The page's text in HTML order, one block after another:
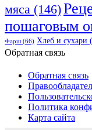
мяса (146)
пошаговым
Фарш(66) Хлеб и сухари
Обратная связь
Обратная связь
Политика
Карта сайта